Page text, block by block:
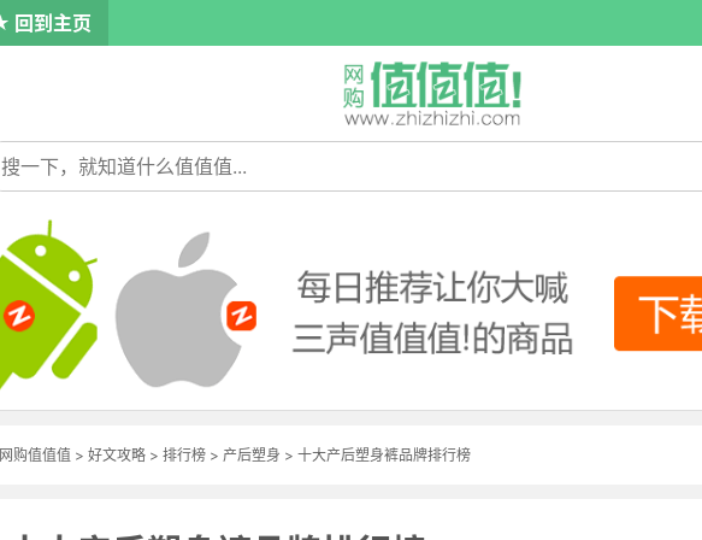
回到主页
网购值值值 > 好文攻略 > 排行榜 > 产后塑身 > 十大产后塑身裤品牌排行榜